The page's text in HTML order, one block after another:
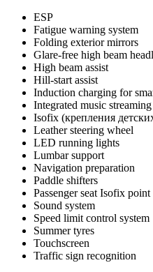
ESP
Fatigue warning system
Folding exterior mirrors
Glare-free high beam
High beam assist
Hill-start assist
Induction charging for
Integrated music streaming
Isofix (крепления
Leather steering wheel
LED running lights
Lumbar support
Navigation preparation
Paddle shifters
Passenger seat Isofix point
Sound system
Speed limit control system
Summer tyres
Touchscreen
Traffic sign recognition